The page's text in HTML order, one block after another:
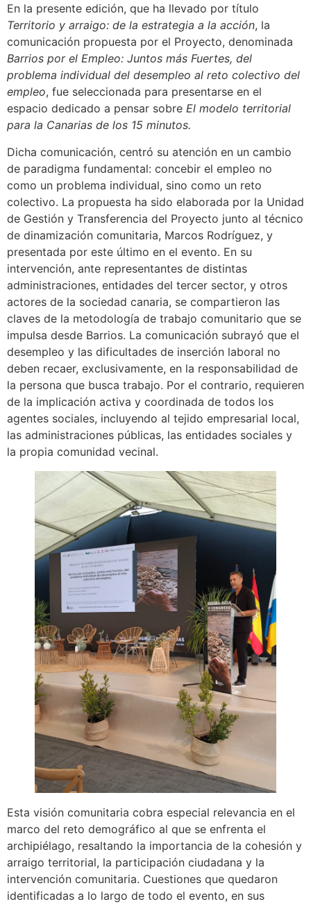
En la presente edición, que ha llevado por título
Territorio y arraigo: de la estrategia a la acción, la
comunicación propuesta por el Proyecto, denominada
Barrios por el Empleo: Juntos más Fuertes, del
problema individual del desempleo al reto colectivo del
empleo, fue seleccionada para presentarse en el
espacio dedicado a pensar sobre El modelo territorial
para la Canarias de los 15 minutos.
Dicha comunicación, centró su atención en un cambio
de paradigma fundamental: concebir el empleo no
como un problema individual, sino como un reto
colectivo. La propuesta ha sido elaborada por la Unidad
de Gestión y Transferencia del Proyecto junto al técnico
de dinamización comunitaria, Marcos Rodríguez, y
presentada por este último en el evento. En su
intervención, ante representantes de distintas
administraciones, entidades del tercer sector, y otros
actores de la sociedad canaria, se compartieron las
claves de la metodología de trabajo comunitario que se
impulsa desde Barrios. La comunicación subrayó que el
desempleo y las dificultades de inserción laboral no
deben recaer, exclusivamente, en la responsabilidad de
la persona que busca trabajo. Por el contrario, requieren
de la implicación activa y coordinada de todos los
agentes sociales, incluyendo al tejido empresarial local,
las administraciones públicas, las entidades sociales y
la propia comunidad vecinal.
Esta visión comunitaria cobra especial relevancia en el
marco del reto demográfico al que se enfrenta el
archipiélago, resaltando la importancia de la cohesión y
arraigo territorial, la participación ciudadana y la
intervención comunitaria. Cuestiones que quedaron
identificadas a lo largo de todo el evento, en sus